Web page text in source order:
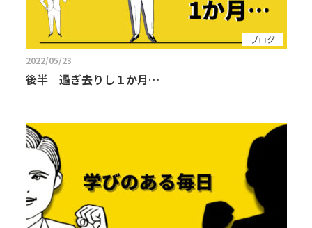
ブログ
2022/05/23
後半 過ぎ去りし１か月…